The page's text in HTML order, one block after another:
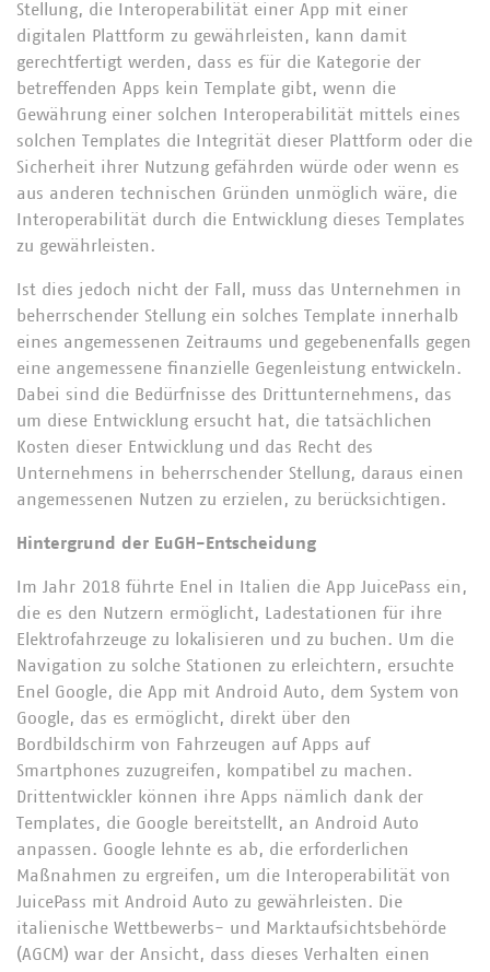
Stellung, die Interoperabilität einer App mit einer
digitalen Plattform zu gewährleisten, kann damit
gerechtfertigt werden, dass es für die Kategorie der
betreffenden Apps kein Template gibt, wenn die
Gewährung einer solchen Interoperabilität mittels eines
solchen Templates die Integrität dieser Plattform oder die
Sicherheit ihrer Nutzung gefährden würde oder wenn es
aus anderen technischen Gründen unmöglich wäre, die
Interoperabilität durch die Entwicklung dieses Templates
zu gewährleisten.
Ist dies jedoch nicht der Fall, muss das Unternehmen in
beherrschender Stellung ein solches Template innerhalb
eines angemessenen Zeitraums und gegebenenfalls gegen
eine angemessene finanzielle Gegenleistung entwickeln.
Dabei sind die Bedürfnisse des Drittunternehmens, das
um diese Entwicklung ersucht hat, die tatsächlichen
Kosten dieser Entwicklung und das Recht des
Unternehmens in beherrschender Stellung, daraus einen
angemessenen Nutzen zu erzielen, zu berücksichtigen.
Hintergrund der EuGH-Entscheidung
Im Jahr 2018 führte Enel in Italien die App JuicePass ein,
die es den Nutzern ermöglicht, Ladestationen für ihre
Elektrofahrzeuge zu lokalisieren und zu buchen. Um die
Navigation zu solche Stationen zu erleichtern, ersuchte
Enel Google, die App mit Android Auto, dem System von
Google, das es ermöglicht, direkt über den
Bordbildschirm von Fahrzeugen auf Apps auf
Smartphones zuzugreifen, kompatibel zu machen.
Drittentwickler können ihre Apps nämlich dank der
Templates, die Google bereitstellt, an Android Auto
anpassen. Google lehnte es ab, die erforderlichen
Maßnahmen zu ergreifen, um die Interoperabilität von
JuicePass mit Android Auto zu gewährleisten. Die
italienische Wettbewerbs- und Marktaufsichtsbehörde
(AGCM) war der Ansicht, dass dieses Verhalten einen